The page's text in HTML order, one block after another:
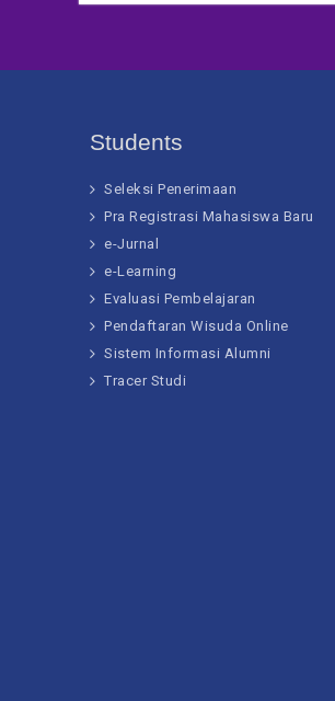
Students
Seleksi Penerimaan
Pra Registrasi Mahasiswa Baru
e-Jurnal
e-Learning
Evaluasi Pembelajaran
Pendaftaran Wisuda Online
Sistem Informasi Alumni
Tracer Studi